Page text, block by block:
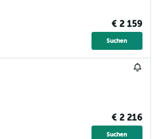
€ 2 159
Suchen
€ 2 216
Suchen